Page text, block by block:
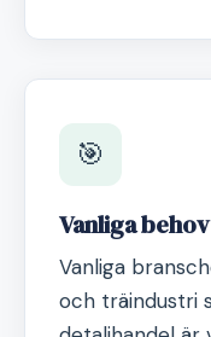
🎯
Vanliga behov
Vanliga
och träindustri